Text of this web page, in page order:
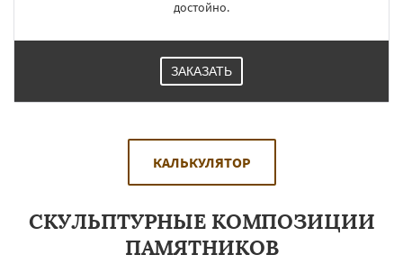
достойно.
ЗАКАЗАТЬ
КАЛЬКУЛЯТОР
СКУЛЬПТУРНЫЕ КОМПОЗИЦИИ
ПАМЯТНИКОВ